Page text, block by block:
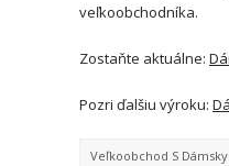
veľkoobchodníka.
Zostaňte aktuálne:
Pozri ďalšiu výroku:
Veľkoobchod S